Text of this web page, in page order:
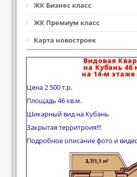
ЖК Бизнес класс
ЖК Премиум класс
Карта новостроек
Видовая
на Кубань 46
на 14-м этаже
Цена 2 500 т.р.
Площадь 46 кв.м.
Шикарный вид на Кубань
Закрытая территроия!!!
Подробное описание фото и